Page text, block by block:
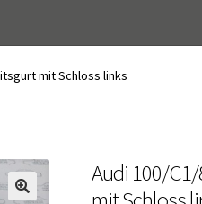
Malvorlagen Mein Konto
mit Schloss links
Audi 100/